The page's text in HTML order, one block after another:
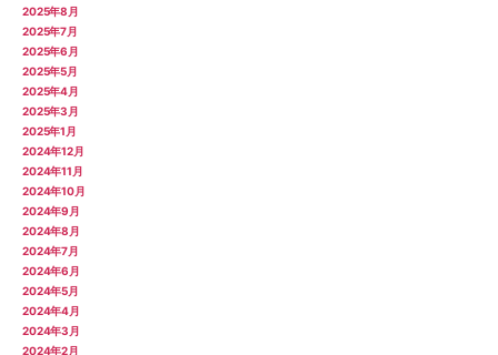
2025年8月
2025年7月
2025年6月
2025年5月
2025年4月
2025年3月
2025年1月
2024年12月
2024年11月
2024年10月
2024年9月
2024年8月
2024年7月
2024年6月
2024年5月
2024年4月
2024年3月
2024年2月